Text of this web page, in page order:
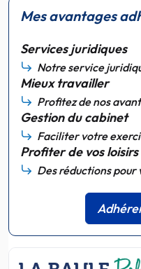
Mes avantages
Services juridiques
Notre service
Mieux travailler
Profitez de nos
Gestion du cabinet
Faciliter votre
Profiter de vos loisirs
Des réductions pour